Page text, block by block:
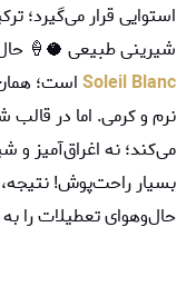
استوایی قرار می‌گیرد؛
شیرینی طبیعی 🥥🍦
Soleil Blancاست؛
نرم و کرمی. اما در قالب
می‌کند؛ نه اغراق‌آمیز
بسیار راحت‌پوش!
حال‌وهوای تعطیلات را